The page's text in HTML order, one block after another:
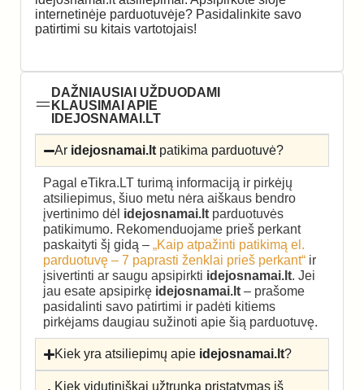
internetinėje parduotuvėje? Pasidalinkite savo
patirtimi su kitais vartotojais!
DAŽNIAUSIAI UŽDUODAMI
KLAUSIMAI APIE
IDEJOSNAMAI.LT
Ar idejosnamai.lt patikima parduotuvė?
Pagal eTikra.LT turimą informaciją ir pirkėjų
atsiliepimus, šiuo metu nėra aiškaus bendro
įvertinimo dėl idejosnamai.lt parduotuvės
patikimumo. Rekomenduojame prieš perkant
paskaityti šį gidą – „Kaip atpažinti patikimą el.
parduotuvę – 7 paprasti ženklai prieš perkant“ ir
įsivertinti ar saugu apsipirkti idejosnamai.lt. Jei
jau esate apsipirkę idejosnamai.lt – prašome
pasidalinti savo patirtimi ir padėti kitiems
pirkėjams daugiau sužinoti apie šią parduotuvę.
Kiek yra atsiliepimų apie idejosnamai.lt?
Kiek vidutiniškai užtrunka pristatymas iš